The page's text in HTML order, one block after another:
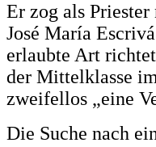
Er zog als
José María
erlaubte Art
der Mittelklasse
zweifellos „eine
Die Suche nach